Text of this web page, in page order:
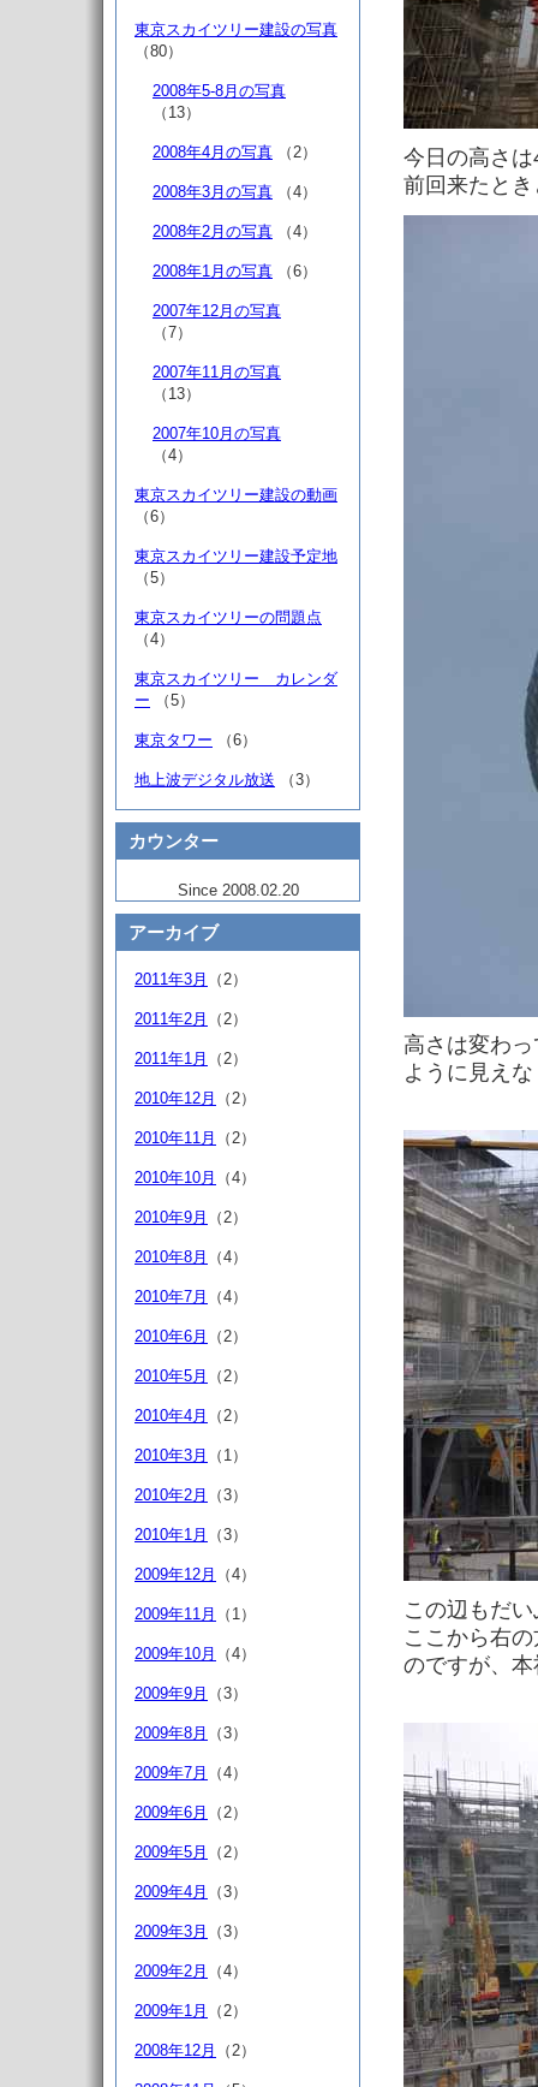
今日の高さ
前回来たと
高さは変わ
ように見え
この辺もだ
ここから右
のですが、
東京スカイツリー建設の写真
（80）
2008年5-8月の写真
（13）
2008年4月の写真 （2）
2008年3月の写真 （4）
2008年2月の写真 （4）
2008年1月の写真 （6）
2007年12月の写真
（7）
2007年11月の写真
（13）
2007年10月の写真
（4）
東京スカイツリー建設の動画
（6）
東京スカイツリー建設予定地
（5）
東京スカイツリーの問題点
（4）
東京スカイツリー カレンダ
ー （5）
東京タワー （6）
地上波デジタル放送 （3）
カウンター
Since 2008.02.20
アーカイブ
2011年3月 （2）
2011年2月 （2）
2011年1月 （2）
2010年12月 （2）
2010年11月 （2）
2010年10月 （4）
2010年9月 （2）
2010年8月 （4）
2010年7月 （4）
2010年6月 （2）
2010年5月 （2）
2010年4月 （2）
2010年3月 （1）
2010年2月 （3）
2010年1月 （3）
2009年12月 （4）
2009年11月 （1）
2009年10月 （4）
2009年9月 （3）
2009年8月 （3）
2009年7月 （4）
2009年6月 （2）
2009年5月 （2）
2009年4月 （3）
2009年3月 （3）
2009年2月 （4）
2009年1月 （2）
2008年12月 （2）